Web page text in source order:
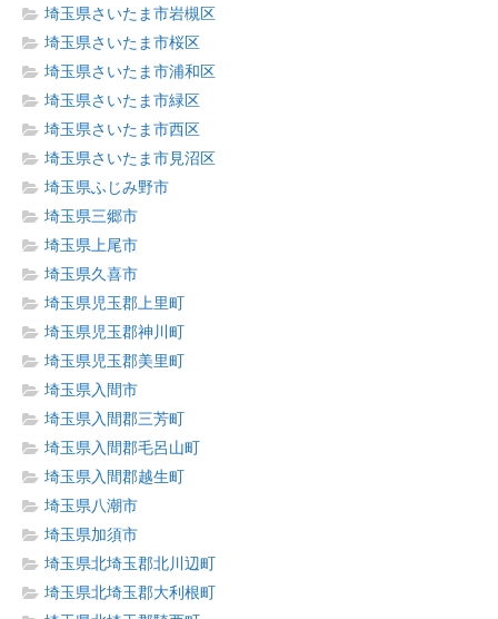
埼玉県さいたま市岩槻区
埼玉県さいたま市桜区
埼玉県さいたま市浦和区
埼玉県さいたま市緑区
埼玉県さいたま市西区
埼玉県さいたま市見沼区
埼玉県ふじみ野市
埼玉県三郷市
埼玉県上尾市
埼玉県久喜市
埼玉県児玉郡上里町
埼玉県児玉郡神川町
埼玉県児玉郡美里町
埼玉県入間市
埼玉県入間郡三芳町
埼玉県入間郡毛呂山町
埼玉県入間郡越生町
埼玉県八潮市
埼玉県加須市
埼玉県北埼玉郡北川辺町
埼玉県北埼玉郡大利根町